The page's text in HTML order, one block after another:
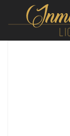
Inmemorial